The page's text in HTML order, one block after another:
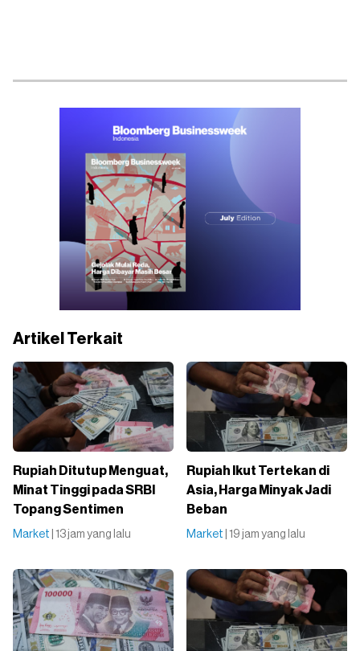
Artikel Terkait
Rupiah Ditutup Menguat,
Minat Tinggi pada SRBI
Topang Sentimen
Market | 13 jam yang lalu
Rupiah Ikut Tertekan di
Asia, Harga Minyak Jadi
Beban
Market | 19 jam yang lalu